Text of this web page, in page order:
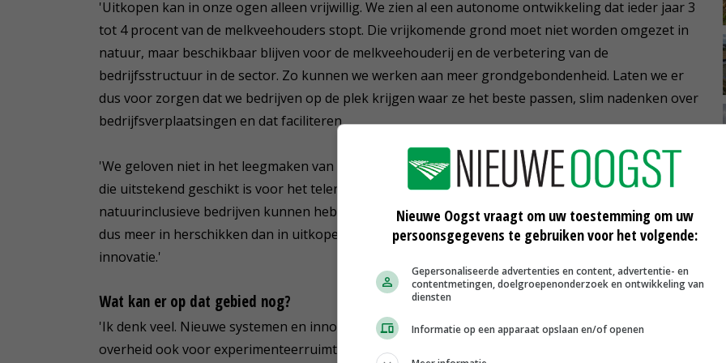
'Uitkopen kan in onze ogen alleen vrijwillig. We zien al een autonome ontwikkeling dat ieder jaar 3
tot 4 procent van de melkveehouders stopt. Die vrijkomende grond moet niet worden omgezet in
natuur, maar beschikbaar blijven voor de melkveehouderij en de verbetering van de
bedrijfsstructuur in de sector. Zo kunnen we werken aan meer grondgebondenheid. Laten we er
dus voor zorgen dat we bedrijven op de plek krijgen waar ze het beste passen, slim nadenken over
bedrijfsverplaatsingen en dat faciliteren.
'We geloven niet in het leegmaken van zones rondom Natura 2000-gebieden. Daar ligt vaak grond
die uitstekend geschikt is voor het telen van gras. Daar zou je een schil met extensieve of
natuurinclusieve bedrijven kunnen hebben. Onze kracht is een diverse melkveehouderij. Ik geloof
dus meer in herschikken dan in uitkopen. Beschikbaar budget kunnen we beter besteden aan
innovatie.'
Wat kan er op dat gebied nog?
'Ik denk veel. Nieuwe systemen en innovaties verdienen financiële steun en snelheid. Zorg als
overheid ook voor experimenteerruimte en zorg via wet- en regelgeving dat die systemen sneller
Nieuwe Oogst vraagt om uw toestemming om uw
persoonsgegevens te gebruiken voor het volgende:
Gepersonaliseerde advertenties en content, advertentie- en
contentmetingen, doelgroepenonderzoek en ontwikkeling van
diensten
Informatie op een apparaat opslaan en/of openen